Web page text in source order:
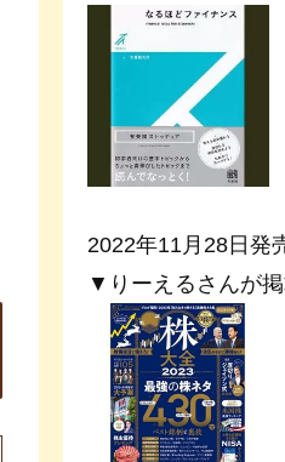
2022年11月28日発
▼りーえるさんが掲